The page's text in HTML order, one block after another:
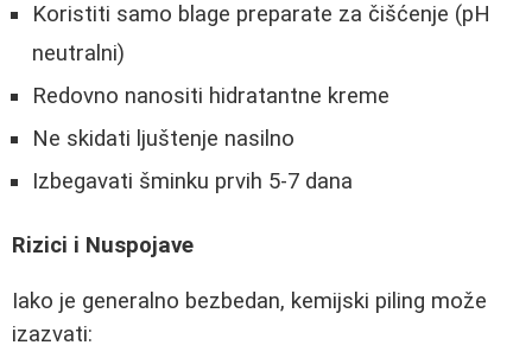
Koristiti samo blage preparate za čišćenje (pH
neutralni)
Redovno nanositi hidratantne kreme
Ne skidati ljuštenje nasilno
Izbegavati šminku prvih 5-7 dana
Rizici i Nuspojave
Iako je generalno bezbedan, kemijski piling može
izazvati: